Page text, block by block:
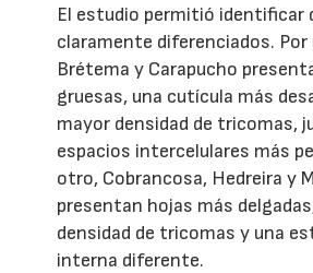
El estudio permitió identificar
claramente diferenciados. Por
Brétema y Carapucho
gruesas, una cutícula más
mayor densidad de tricomas,
espacios intercelulares más
otro, Cobrancosa, Hedreira y
presentan hojas más
densidad de tricomas y una
interna diferente.